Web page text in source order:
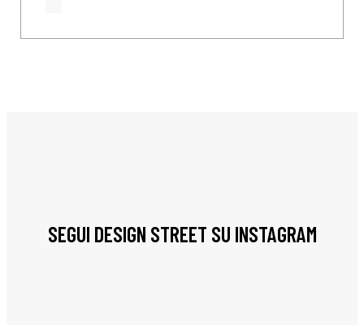
SEGUI DESIGN STREET SU INSTAGRAM